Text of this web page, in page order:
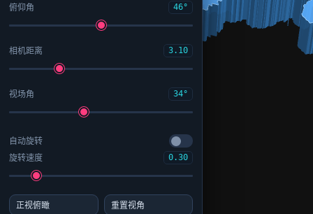
俯仰角 46°
相机距离 3.10
视场角 34°
自动旋转
旋转速度
0.30
正视俯瞰 重置视角